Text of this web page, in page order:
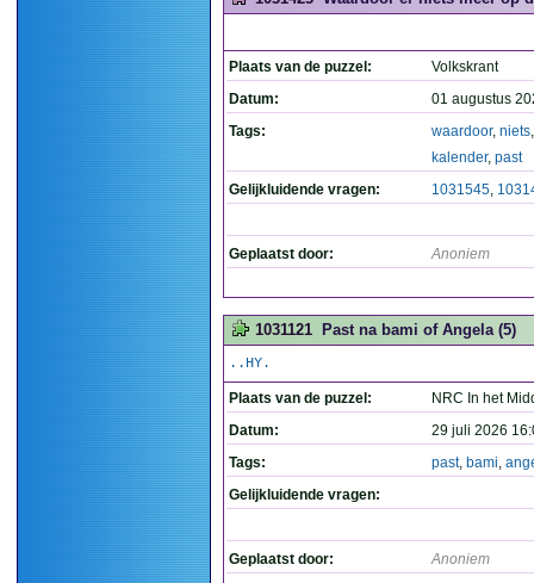
Plaats van de puzzel:
Volkskrant
Datum:
01 augustus
Tags:
waardoor, niets
kalender, past
Gelijkluidende vragen:
1031545,
Geplaatst door: Anoniem
1031121 Past na bami of Angela (5)
..HY.
Plaats van de puzzel:
NRC In het
Datum:
29 juli 2026
Tags:
past, bami,
Gelijkluidende vragen:
Geplaatst door: Anoniem